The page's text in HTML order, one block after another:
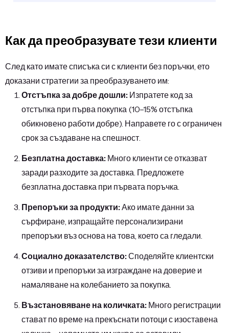
Как да преобразувате тези клиенти
След като имате списъка си с клиенти без поръчки, ето
доказани стратегии за преобразуването им:
Отстъпка за добре дошли: Изпратете код за
отстъпка при първа покупка (10–15% отстъпка
обикновено работи добре). Направете го с ограничен
срок за създаване на спешност.
Безплатна доставка: Много клиенти се отказват
заради разходите за доставка. Предложете
безплатна доставка при първата поръчка.
Препоръки за продукти: Ако имате данни за
сърфиране, изпращайте персонализирани
препоръки въз основа на това, което са гледали.
Социално доказателство: Споделяйте клиентски
отзиви и препоръки за изграждане на доверие и
намаляване на колебанието за покупка.
Възстановяване на количката: Много регистрации
стават по време на прекъснати потоци с изоставена